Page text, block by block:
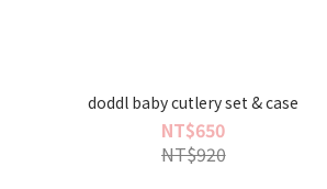
doddl baby cutlery set & case
NT$650
NT$920